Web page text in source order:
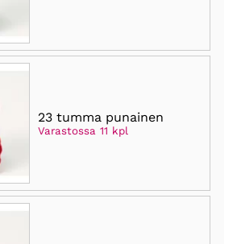
23 tumma punainen
Varastossa 11 kpl